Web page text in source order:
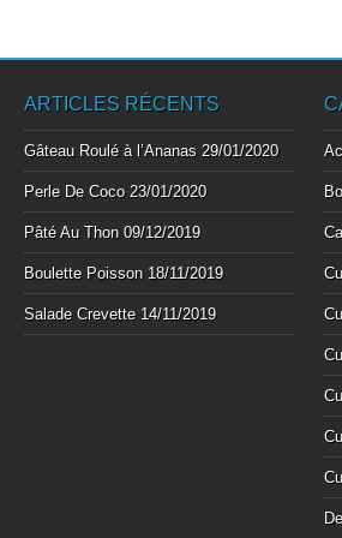
ARTICLES RÉCENTS
Gâteau Roulé à l’Ananas 29/01/2020
Perle De Coco 23/01/2020
Pâté Au Thon 09/12/2019
Boulette Poisson 18/11/2019
Salade Crevette 14/11/2019